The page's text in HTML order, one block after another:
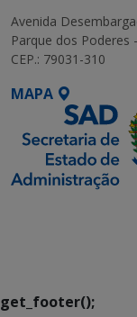
Avenida
Parque dos Poderes
CEP.: 79031-310
MAPA
get_footer();